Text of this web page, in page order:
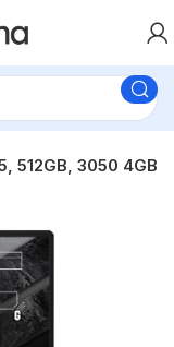
512GB, 3050 4GB